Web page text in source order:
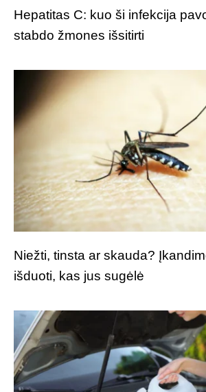
Hepatitas C: kuo ši infekcija
stabdo žmones išsitirti
Niežti, tinsta ar skauda?
išduoti, kas jus sugėlė